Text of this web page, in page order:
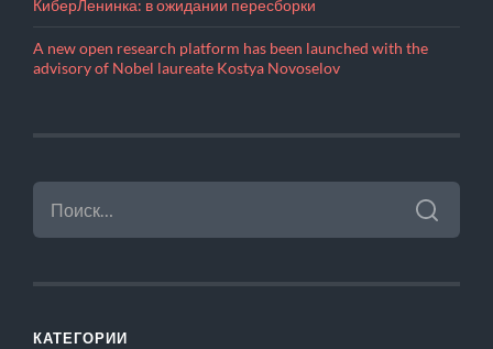
КиберЛенинка: в ожидании пересборки
A new open research platform has been launched with the
advisory of Nobel laureate Kostya Novoselov
НАЙТИ:
КАТЕГОРИИ